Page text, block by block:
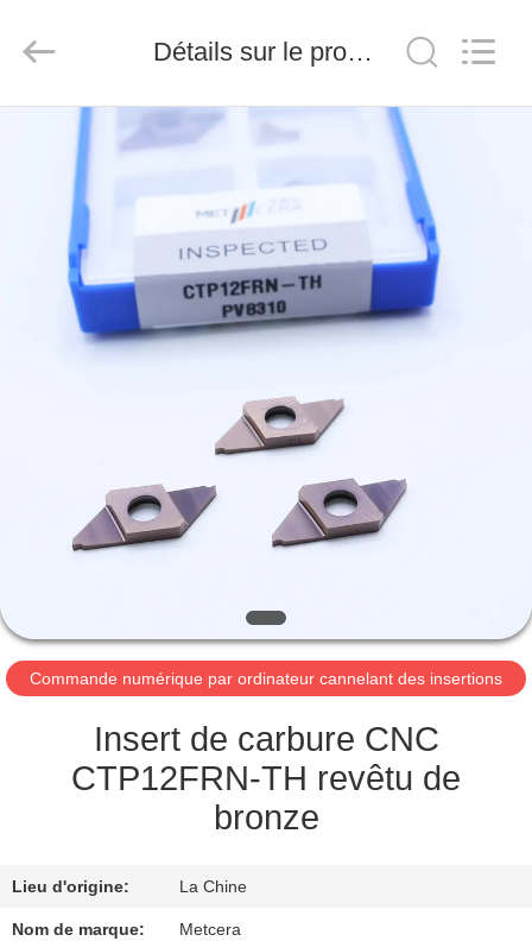
MAISON
PRODUITS
VIDÉO
NOUS
VISITE
DE
L'USINE
CATALOGUE
CONTACTER
Advanced
Materials
Rights
Détails sur le produit
Commande numérique par ordinateur cannelant des insertions
Insert de carbure CNC
CTP12FRN-TH revêtu de
bronze
Lieu d'origine: La Chine
Nom de marque: Metcera